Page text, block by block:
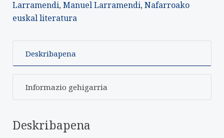
Larramendi,Manuel Larramendi,Nafarroako
euskal literatura
Deskribapena
Informazio gehigarria
Deskribapena